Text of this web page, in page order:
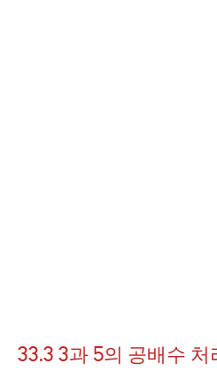
33.3 3과 5의 공배수 처